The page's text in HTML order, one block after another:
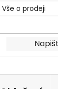
Vše o prodeji